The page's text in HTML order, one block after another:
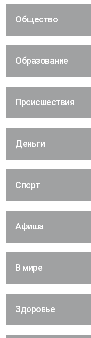
Общество
Образование
Происшествия
Деньги
Спорт
Афиша
В мире
Здоровье